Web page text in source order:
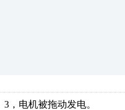
，电机被拖动发电。